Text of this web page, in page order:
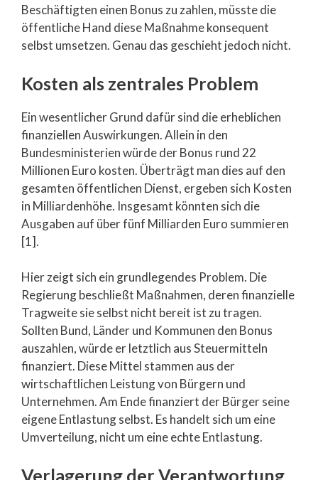
Beschäftigten einen Bonus zu zahlen, müsste die
öffentliche Hand diese Maßnahme konsequent
selbst umsetzen. Genau das geschieht jedoch nicht.
Kosten als zentrales Problem
Ein wesentlicher Grund dafür sind die erheblichen
finanziellen Auswirkungen. Allein in den
Bundesministerien würde der Bonus rund 22
Millionen Euro kosten. Überträgt man dies auf den
gesamten öffentlichen Dienst, ergeben sich Kosten
in Milliardenhöhe. Insgesamt könnten sich die
Ausgaben auf über fünf Milliarden Euro summieren
[1].
Hier zeigt sich ein grundlegendes Problem. Die
Regierung beschließt Maßnahmen, deren finanzielle
Tragweite sie selbst nicht bereit ist zu tragen.
Sollten Bund, Länder und Kommunen den Bonus
auszahlen, würde er letztlich aus Steuermitteln
finanziert. Diese Mittel stammen aus der
wirtschaftlichen Leistung von Bürgern und
Unternehmen. Am Ende finanziert der Bürger seine
eigene Entlastung selbst. Es handelt sich um eine
Umverteilung, nicht um eine echte Entlastung.
Verlagerung der Verantwortung